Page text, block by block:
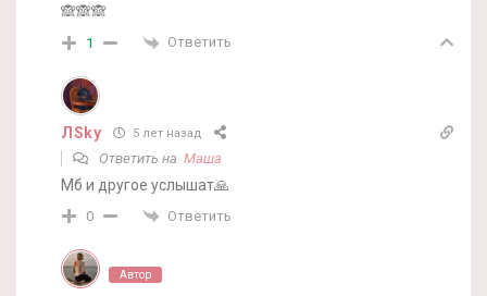
🙈🙈🙈
1 Ответить
ЛSky 5 лет назад
Ответить на Маша
Мб и другое услышат🙏
0 Ответить
Автор